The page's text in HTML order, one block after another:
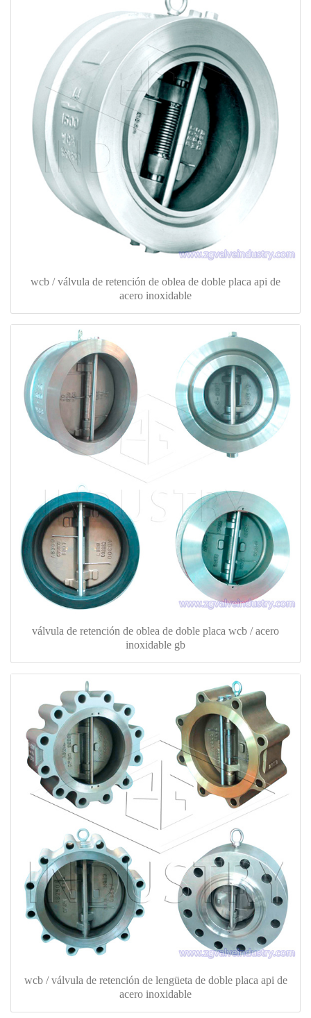
wcb / válvula de retención de oblea de doble placa api de
acero inoxidable
válvula de retención de oblea de doble placa wcb / acero
inoxidable gb
wcb / válvula de retención de lengüeta de doble placa api de
acero inoxidable